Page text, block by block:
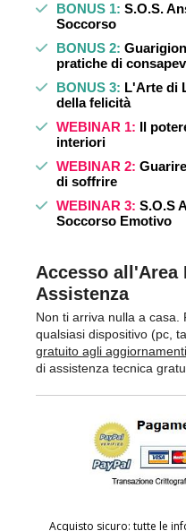
BONUS 1: S.O.S.
Soccorso
BONUS 2:
pratiche di
BONUS 3: L'Arte di
della felicità
WEBINAR 1: Il
interiori
WEBINAR 2:
di soffrire
WEBINAR 3: S.O.S
Soccorso Emotivo
Accesso all'Area
Assistenza
Non ti arriva nulla a casa.
qualsiasi dispositivo (pc,
gratuito agli
di assistenza tecnica
Acquisto sicuro: tutte le